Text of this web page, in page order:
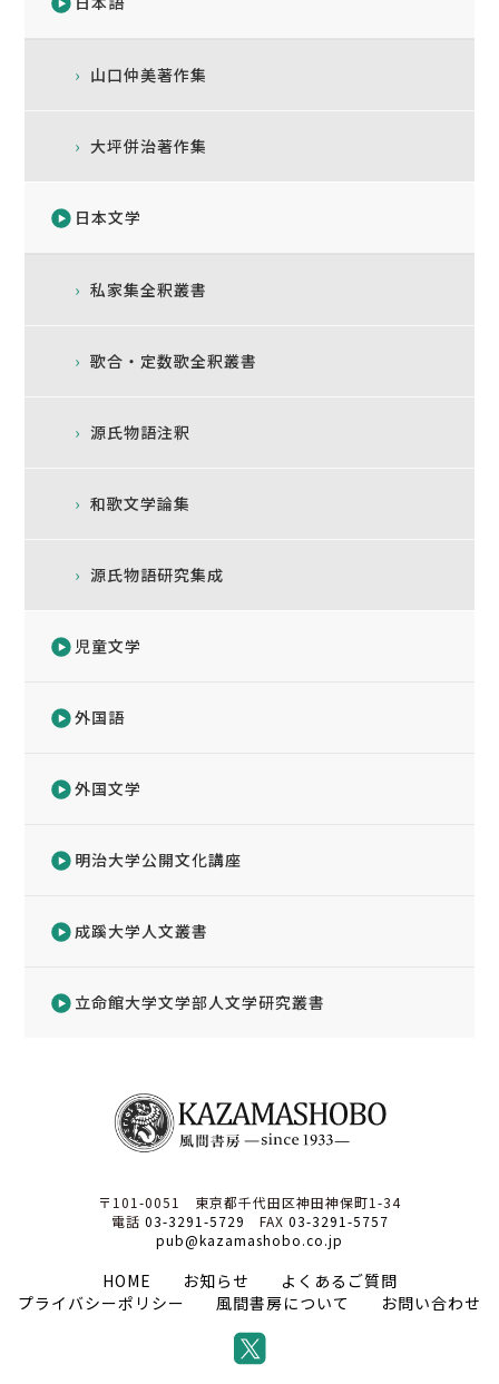
山口仲美著作集
大坪併治著作集
日本文学
私家集全釈叢書
歌合・定数歌全釈叢書
源氏物語注釈
和歌文学論集
源氏物語研究集成
児童文学
外国語
外国文学
明治大学公開文化講座
成蹊大学人文叢書
立命館大学文学部人文学研究叢書
〒101-0051 東京都千代田区神田神保町1-34
電話 03-3291-5729 FAX 03-3291-5757
pub@kazamashobo.co.jp
HOME お知らせ
よくあるご質問
プライバシーポリシー
風間書房について お問い合わせ